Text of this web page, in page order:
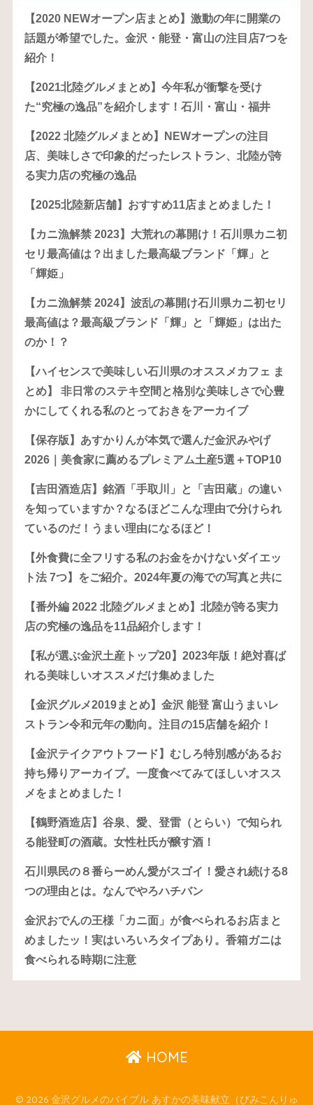
【2020 NEWオープン店まとめ】激動の年に開業の
話題が希望でした。金沢・能登・富山の注目店7つを
紹介！
【2021北陸グルメまとめ】今年私が衝撃を受け
た“究極の逸品”を紹介します！石川・富山・福井
【2022 北陸グルメまとめ】NEWオープンの注目
店、美味しさで印象的だったレストラン、北陸が誇
る実力店の究極の逸品
【2025北陸新店舗】おすすめ11店まとめました！
【カニ漁解禁 2023】大荒れの幕開け！石川県カニ初
セリ最高値は？出ました最高級ブランド「輝」と
「輝姫」
【カニ漁解禁 2024】波乱の幕開け石川県カニ初セリ
最高値は？最高級ブランド「輝」と「輝姫」は出た
のか！？
【ハイセンスで美味しい石川県のオススメカフェ ま
とめ】 非日常のステキ空間と格別な美味しさで心豊
かにしてくれる私のとっておきをアーカイブ
【保存版】あすかりんが本気で選んだ金沢みやげ
2026｜美食家に薦めるプレミアム土産5選＋TOP10
【吉田酒造店】銘酒「手取川」と「吉田蔵」の違い
を知っていますか？なるほどこんな理由で分けられ
ているのだ！うまい理由になるほど！
【外食費に全フリする私のお金をかけないダイエッ
ト法 7つ】をご紹介。2024年夏の海での写真と共に
【番外編 2022 北陸グルメまとめ】北陸が誇る実力
店の究極の逸品を11品紹介します！
【私が選ぶ金沢土産トップ20】2023年版！絶対喜ば
れる美味しいオススメだけ集めました
【金沢グルメ2019まとめ】金沢 能登 富山うまいレ
ストラン令和元年の動向。注目の15店舗を紹介！
【金沢テイクアウトフード】むしろ特別感があるお
持ち帰りアーカイブ。一度食べてみてほしいオスス
メをまとめました！
【鶴野酒造店】谷泉、愛、登雷（とらい）で知られ
る能登町の酒蔵。女性杜氏が醸す酒！
石川県民の８番らーめん愛がスゴイ！愛され続ける8
つの理由とは。なんでやろハチバン
金沢おでんの王様「カニ面」が食べられるお店まと
めましたッ！実はいろいろタイプあり。香箱ガニは
食べられる時期に注意
HOME
© 2026 金沢グルメのバイブル あすかの美味献立（びみこんりゅ